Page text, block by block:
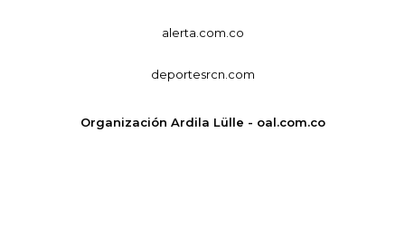
alerta.com.co
deportesrcn.com
Organización Ardila Lülle - oal.com.co